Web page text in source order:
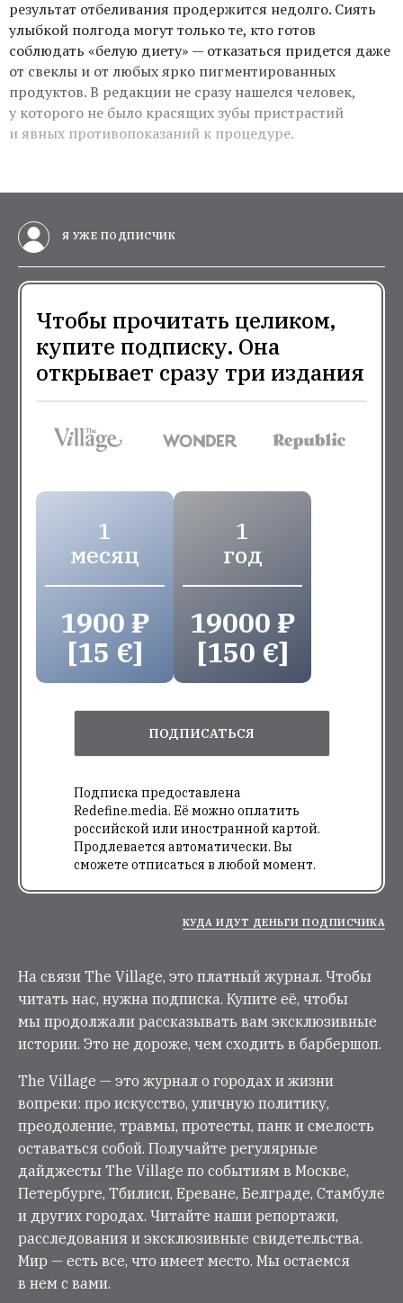
результат отбеливания продержится недолго. Сиять
улыбкой полгода могут только те, кто готов
соблюдать «белую диету» — отказаться придется даже
от свеклы и от любых ярко пигментированных
продуктов. В редакции не сразу нашелся человек,
у которого не было красящих зубы пристрастий
и явных противопоказаний к процедуре.
Я УЖЕ ПОДПИСЧИК
Чтобы прочитать целиком,
купите подписку. Она
открывает сразу три издания
1
месяц
1900 ₽
[15 €]
1
год
19000 ₽
[150 €]
ПОДПИСАТЬСЯ
Подписка предоставлена
Redefine.media. Её можно оплатить
российской или иностранной картой.
Продлевается автоматически. Вы
сможете отписаться в любой момент.
КУДА ИДУТ ДЕНЬГИ ПОДПИСЧИКА
На связи The Village, это платный журнал. Чтобы
читать нас, нужна подписка. Купите её, чтобы
мы продолжали рассказывать вам эксклюзивные
истории. Это не дороже, чем сходить в барбершоп.
The Village — это журнал о городах и жизни
вопреки: про искусство, уличную политику,
преодоление, травмы, протесты, панк и смелость
оставаться собой. Получайте регулярные
дайджесты The Village по событиям в Москве,
Петербурге, Тбилиси, Ереване, Белграде, Стамбуле
и других городах. Читайте наши репортажи,
расследования и эксклюзивные свидетельства.
Мир — есть все, что имеет место. Мы остаемся
в нем с вами.